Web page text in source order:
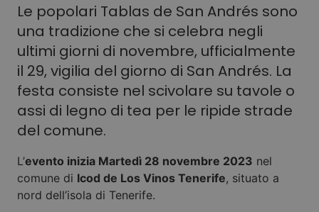
Le popolari Tablas de San Andrés sono
una tradizione che si celebra negli
ultimi giorni di novembre, ufficialmente
il 29, vigilia del giorno di San Andrés. La
festa consiste nel scivolare su tavole o
assi di legno di tea per le ripide strade
del comune.
L’evento inizia Martedì 28 novembre 2023 nel
comune di Icod de Los Vinos Tenerife, situato a
nord dell’isola di Tenerife.